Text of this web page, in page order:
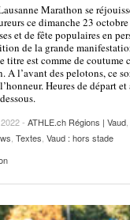
?
| VAUD
Marathon se
ce dimanche 23
et de fête populaires en
de la grande
titre est comme de coutume
A l’avant des pelotons, ce
Heures de départ et
- ATHLE.ch Régions | Vaud
Textes Vaud : hors stade